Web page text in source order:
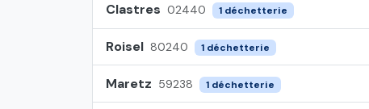
Clastres 02440 1 déchetterie
Roisel 80240 1 déchetterie
Maretz 59238 1 déchetterie